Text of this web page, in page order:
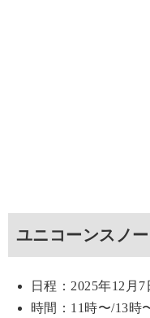
ユニコーンスノ
日程：2025年12月7
時間：11時〜/13時